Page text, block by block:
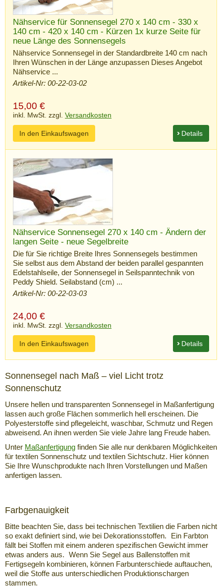
Nähservice für Sonnensegel 270 x 140 cm - 330 x
140 cm - 420 x 140 cm - Kürzen 1x kurze Seite für
neue Länge des Sonnensegels
Nähservice Sonnensegel in der Standardbreite 140 cm nach
Ihren Wünschen in der Länge anzupassen Dieses Angebot
Nähservice ...
Artikel-Nr: 00-22-03-02
15,00 €
inkl. MwSt. zzgl. Versandkosten
Details
In den Einkaufswagen
Nähservice Sonnensegel 270 x 140 cm - Ändern der
langen Seite - neue Segelbreite
Die für Sie richtige Breite Ihres Sonnensegels bestimmen
Sie selbst aus dem Abstand der beiden parallel gespannten
Edelstahlseile, der Sonnensegel in Seilspanntechnik von
Peddy Shield. Seilabstand (cm) ...
Artikel-Nr: 00-22-03-03
24,00 €
inkl. MwSt. zzgl. Versandkosten
Details
In den Einkaufswagen
Sonnensegel nach Maß – viel Licht trotz
Sonnenschutz
Unsere hellen und transparenten Sonnensegel in Maßanfertigung
lassen auch große Flächen sommerlich hell erscheinen. Die
Polyesterstoffe sind pflegeleicht, waschbar, Schmutz und Regen
abweisend. An ihnen werden Sie viele Jahre lang Freude haben.
Unter Maßanfertigung finden Sie alle nur denkbaren Möglichkeiten
für textilen Sonnenschutz und textilen Sichtschutz. Hier können
Sie Ihre Wunschprodukte nach Ihren Vorstellungen und Maßen
anfertigen lassen.
Farbgenauigkeit
Bitte beachten Sie, dass bei technischen Textilien die Farben nicht
so exakt definiert sind, wie bei Dekorationsstoffen. Ein Farbton
fällt bei Stoffen mit einem anderen spezifischen Gewicht immer
etwas anders aus. Wenn Sie Segel aus Ballenstoffen mit
Fertigsegeln kombinieren, können Farbunterschiede auftauchen,
weil die Stoffe aus unterschiedlichen Produktionschargen
stammen.